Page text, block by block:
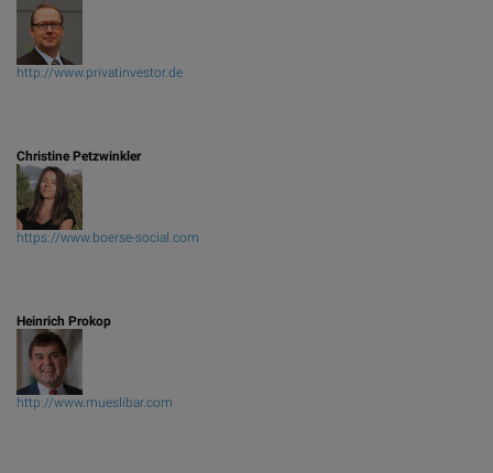
http://www.privatinvestor.de
Christine Petzwinkler
https://www.boerse-social.com
Heinrich Prokop
http://www.mueslibar.com